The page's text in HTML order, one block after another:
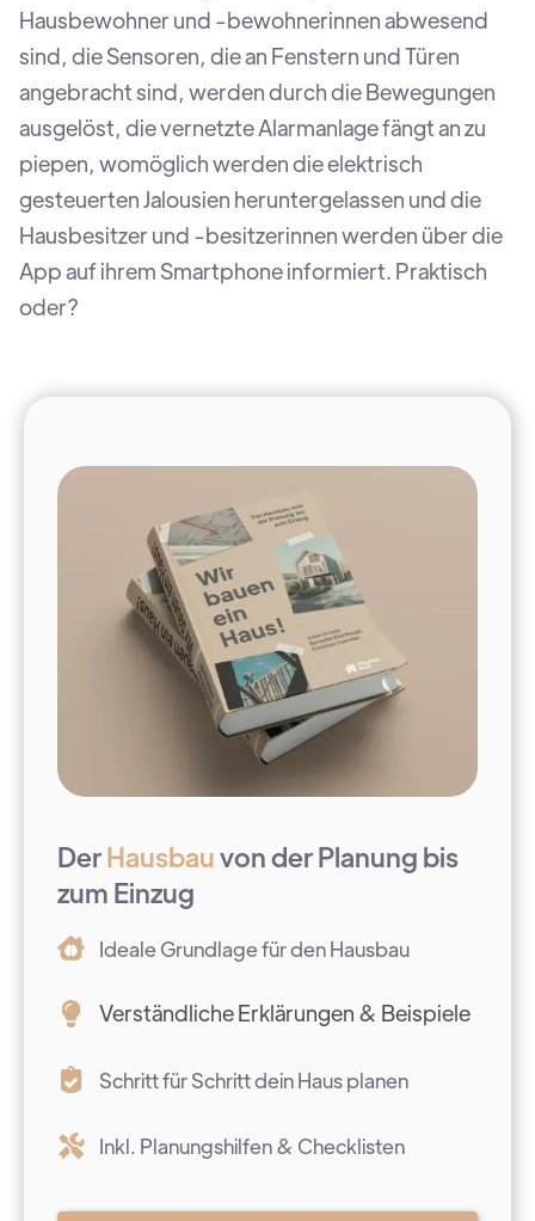
Hausbewohner und -bewohnerinnen abwesend
sind, die Sensoren, die an Fenstern und Türen
angebracht sind, werden durch die Bewegungen
ausgelöst, die vernetzte Alarmanlage fängt an zu
piepen, womöglich werden die elektrisch
gesteuerten Jalousien heruntergelassen und die
Hausbesitzer und -besitzerinnen werden über die
App auf ihrem Smartphone informiert. Praktisch
oder?
DerHausbauvon der Planung bis
zum Einzug
Ideale Grundlage für den Hausbau
Verständliche Erklärungen & Beispiele
Schritt für Schritt dein Haus planen
Inkl. Planungshilfen & Checklisten